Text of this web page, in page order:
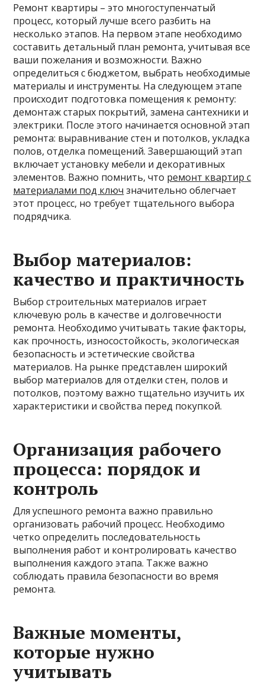
Ремонт квартиры – это многоступенчатый
процесс, который лучше всего разбить на
несколько этапов. На первом этапе необходимо
составить детальный план ремонта, учитывая все
ваши пожелания и возможности. Важно
определиться с бюджетом, выбрать необходимые
материалы и инструменты. На следующем этапе
происходит подготовка помещения к ремонту:
демонтаж старых покрытий, замена сантехники и
электрики. После этого начинается основной этап
ремонта: выравнивание стен и потолков, укладка
полов, отделка помещений. Завершающий этап
включает установку мебели и декоративных
элементов. Важно помнить, что ремонт квартир с
материалами под ключ значительно облегчает
этот процесс, но требует тщательного выбора
подрядчика.
Выбор материалов:
качество и практичность
Выбор строительных материалов играет
ключевую роль в качестве и долговечности
ремонта. Необходимо учитывать такие факторы,
как прочность, износостойкость, экологическая
безопасность и эстетические свойства
материалов. На рынке представлен широкий
выбор материалов для отделки стен, полов и
потолков, поэтому важно тщательно изучить их
характеристики и свойства перед покупкой.
Организация рабочего
процесса: порядок и
контроль
Для успешного ремонта важно правильно
организовать рабочий процесс. Необходимо
четко определить последовательность
выполнения работ и контролировать качество
выполнения каждого этапа. Также важно
соблюдать правила безопасности во время
ремонта.
Важные моменты,
которые нужно
учитывать